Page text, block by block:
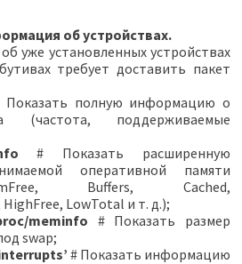
об устройствах.
уже установленных устройствах
требует доставить пакет
Показать полную информацию о
(частота, поддерживаемые
# Показать расширенную
оперативной памяти
Buffers, Cached,
LowTotal и т. д.);
meminfo # Показать размер
swap;
# Показать информацию